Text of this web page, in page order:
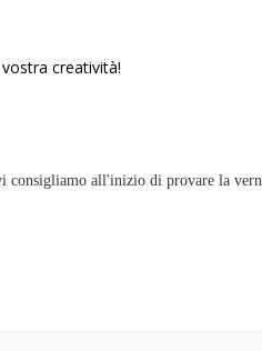
creatività!
consigliamo all'inizio di provare la